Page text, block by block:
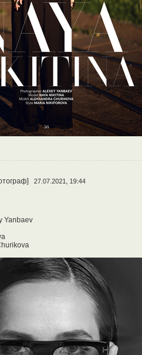
27.07.2021, 19:44
Yanbaev